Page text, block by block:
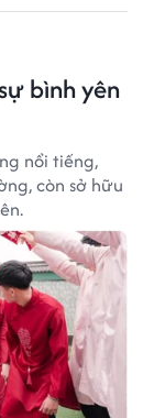
bình yên
nổi tiếng,
còn sở hữu